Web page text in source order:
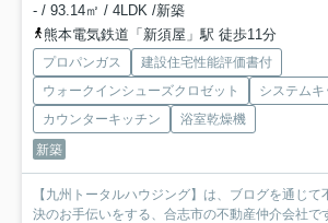
- / 93.14㎡ / 4LDK /新築
熊本電気鉄道「新須屋」駅 徒歩11分
プロパンガス
建設住宅性能評価書付
ウォークインシューズクロゼット
システムキ
カウンターキッチン
浴室乾燥機
新築
【九州トータルハウジング】は、ブログを通じ